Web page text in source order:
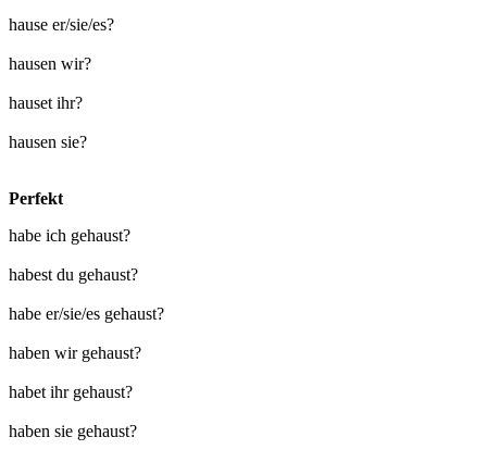
hause er/sie/es?
hausen wir?
hauset ihr?
hausen sie?
Perfekt
habe ich gehaust?
habest du gehaust?
habe er/sie/es gehaust?
haben wir gehaust?
habet ihr gehaust?
haben sie gehaust?